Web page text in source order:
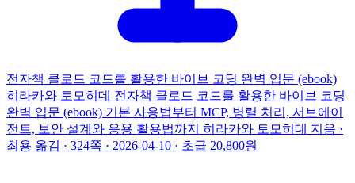
전자책 클로드 코드를 활용한 바이브 코딩 완벽 입문 (ebook)
히라카와 토모히데 전자책 클로드 코드를 활용한 바이브 코딩
완벽 입문 (ebook) 기본 사용법부터 MCP, 병렬 처리, 서브에이
전트, 보안 설계와 응용 활용법까지 히라카와 토모히데 지음 ·
최용 옮김 · 324쪽 · 2026-04-10 · 초급 20,800원